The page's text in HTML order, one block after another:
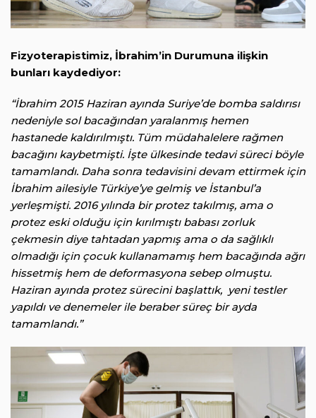
Fizyoterapistimiz, İbrahim’in Durumuna ilişkin
bunları kaydediyor:
“İbrahim 2015 Haziran ayında Suriye’de bomba saldırısı
nedeniyle sol bacağından yaralanmış hemen
hastanede kaldırılmıştı. Tüm müdahalelere rağmen
bacağını kaybetmişti. İşte ülkesinde tedavi süreci böyle
tamamlandı. Daha sonra tedavisini devam ettirmek için
İbrahim ailesiyle Türkiye’ye gelmiş ve İstanbul’a
yerleşmişti. 2016 yılında bir protez takılmış, ama o
protez eski olduğu için kırılmıştı babası zorluk
çekmesin diye tahtadan yapmış ama o da sağlıklı
olmadığı için çocuk kullanamamış hem bacağında ağrı
hissetmiş hem de deformasyona sebep olmuştu.
Haziran ayında protez sürecini başlattık, yeni testler
yapıldı ve denemeler ile beraber süreç bir ayda
tamamlandı.”